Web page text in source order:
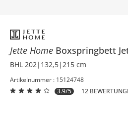
Jette Home Boxspringbett
BHL 202|132,5|215 cm
Artikelnummer : 15124748
3.9/5
12